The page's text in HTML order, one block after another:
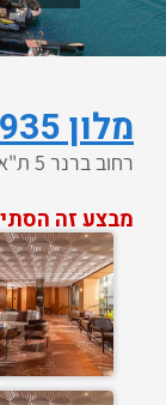
מלון Hotel 1935 תל אביב
רחוב ברנר 5 ת"א, תל אביב
מבצע זה